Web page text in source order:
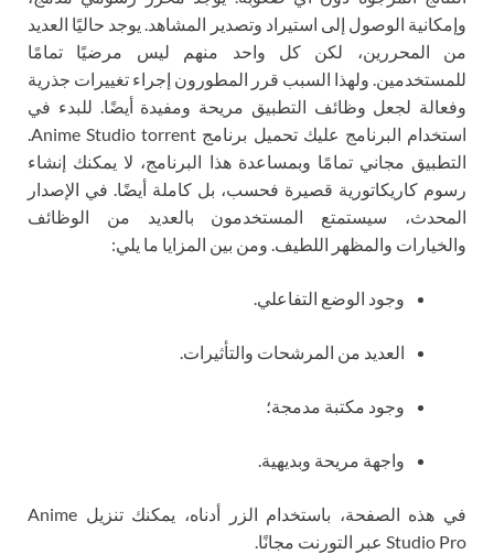
وإمكانية الوصول إلى استيراد وتصدير المشاهد. يوجد حاليًا العديد
من المحررين، لكن كل واحد منهم ليس مرضيًا تمامًا
للمستخدمين. ولهذا السبب قرر المطورون إجراء تغييرات جذرية
وفعالة لجعل وظائف التطبيق مريحة ومفيدة أيضًا. للبدء في
استخدام البرنامج عليك تحميل برنامج Anime Studio torrent.
التطبيق مجاني تمامًا وبمساعدة هذا البرنامج، لا يمكنك إنشاء
رسوم كاريكاتورية قصيرة فحسب، بل كاملة أيضًا. في الإصدار
المحدث، سيستمتع المستخدمون بالعديد من الوظائف
والخيارات والمظهر اللطيف. ومن بين المزايا ما يلي:
وجود الوضع التفاعلي.
العديد من المرشحات والتأثيرات.
وجود مكتبة مدمجة؛
واجهة مريحة وبديهية.
في هذه الصفحة، باستخدام الزر أدناه، يمكنك تنزيل Anime
Studio Pro عبر التورنت مجانًا.